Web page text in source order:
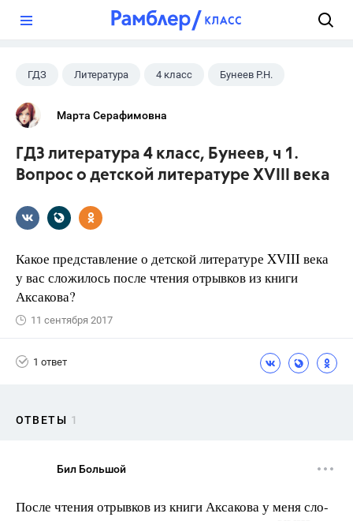
ГДЗ Литература 4 класс Бунеев Р.Н.
Марта Серафимовна
ГДЗ литература 4 класс, Бунеев, ч 1.
Вопрос о детской литературе XVIII века
Какое представление о детской литературе XVIII века
у вас сложилось после чтения отрывков из книги
Аксакова?
11 сентября 2017
1 ответ
ОТВЕТЫ 1
Бил Большой
После чтения отрывков из книги Аксакова у меня сло-